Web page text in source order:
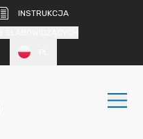
INSTRUKCJA